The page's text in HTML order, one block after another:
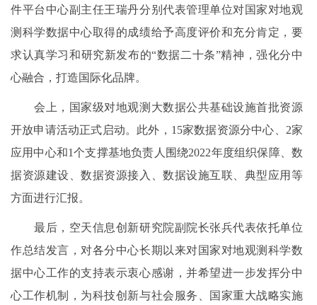
件平台中心副主任王瑞丹分别代表管理单位对国家对地观
测科学数据中心取得的成绩给予高度评价和充分肯定，要
求认真学习和研究新发布的“数据二十条”精神，强化分中
心融合，打造国际化品牌。
会上，国家级对地观测大数据公共基础设施首批资源
开放申请活动正式启动。此外，15家数据资源分中心、2家
应用中心和1个支撑基地负责人围绕2022年度组织保障、数
据资源建设、数据资源接入、数据设施互联、典型应用等
方面进行汇报。
最后，空天信息创新研究院副院长张兵代表依托单位
作总结发言，对各分中心长期以来对国家对地观测科学数
据中心工作的支持表示衷心感谢，并希望进一步发挥分中
心工作机制，为科技创新与社会服务、国家重大战略实施